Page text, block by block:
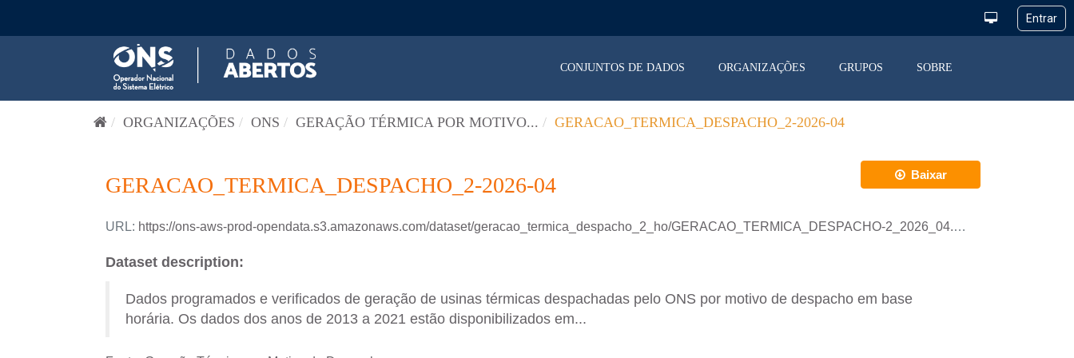
CONJUNTOS DE DADOS ORGANIZAÇÕES GRUPOS SOBRE
ORGANIZAÇÕES ONS GERAÇÃO TÉRMICA POR MOTIVO... GERACAO_TERMICA_DESPACHO_2-2026-04
Baixar
GERACAO_TERMICA_DESPACHO_2-2026-04
URL: https://ons-aws-prod-opendata.s3.amazonaws.com/dataset/geracao_termica_despacho_2_ho/GERACAO_TERMICA_DESPACHO-2_2026_04.xlsx
Dataset description:
Dados programados e verificados de geração de usinas térmicas despachadas pelo ONS por motivo de despacho em base
horária. Os dados dos anos de 2013 a 2021 estão disponibilizados em...